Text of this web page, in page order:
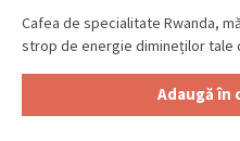
Cafea de specialitate Rwanda,
strop de energie dimineților tale
Adaugă în